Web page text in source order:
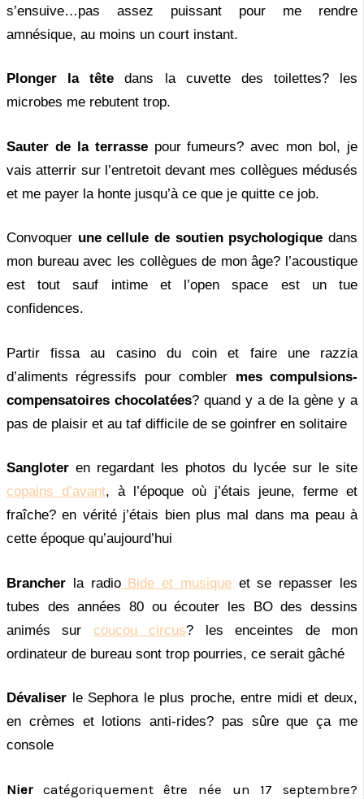
s’ensuive…pas assez puissant pour me rendre
amnésique, au moins un court instant.
Plonger la tête dans la cuvette des toilettes? les
microbes me rebutent trop.
Sauter de la terrasse pour fumeurs? avec mon bol, je
vais atterrir sur l’entretoit devant mes collègues médusés
et me payer la honte jusqu’à ce que je quitte ce job.
Convoquer une cellule de soutien psychologique dans
mon bureau avec les collègues de mon âge? l’acoustique
est tout sauf intime et l’open space est un tue
confidences.
Partir fissa au casino du coin et faire une razzia
d’aliments régressifs pour combler mes compulsions-
compensatoires chocolatées? quand y a de la gène y a
pas de plaisir et au taf difficile de se goinfrer en solitaire
Sangloter en regardant les photos du lycée sur le site
copains d’avant, à l’époque où j’étais jeune, ferme et
fraîche? en vérité j’étais bien plus mal dans ma peau à
cette époque qu’aujourd’hui
Brancher la radioBide et musiqueet se repasser les
tubes des années 80 ou écouter les BO des dessins
animés sur coucou circus? les enceintes de mon
ordinateur de bureau sont trop pourries, ce serait gâché
Dévaliser le Sephora le plus proche, entre midi et deux,
en crèmes et lotions anti-rides? pas sûre que ça me
console
Niercatégoriquement être née un 17 septembre?